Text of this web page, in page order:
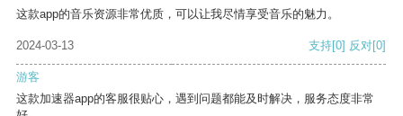
这款app的音乐资源非常优质，可以让我尽情享受音乐的魅力。
2024-03-13 支持[0] 反对[0]
游客
这款加速器app的客服很贴心，遇到问题都能及时解决，服务态度非常